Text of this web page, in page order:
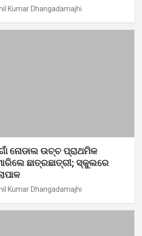
Kumar Dhangadamajhi
ନୋଡାଲ ଉଚ୍ଚ ପ୍ରାଥମିକ
ଛାତ୍ରଛାତ୍ରୀ; ସ୍କୁଲରେ
Kumar Dhangadamajhi